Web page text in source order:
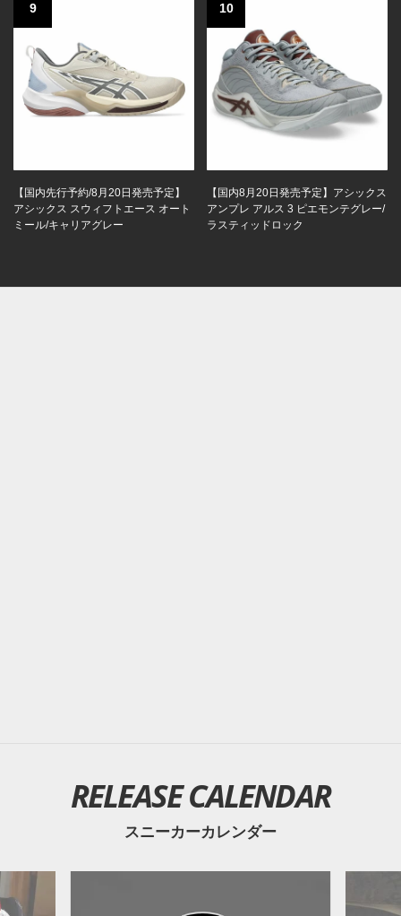
9
【国内先行予約/8月20日発売予定】
アシックス スウィフトエース オート
ミール/キャリアグレー
10
【国内8月20日発売予定】アシックス
アンプレ アルス 3 ピエモンテグレー/
ラスティッドロック
RELEASE CALENDAR
スニーカーカレンダー